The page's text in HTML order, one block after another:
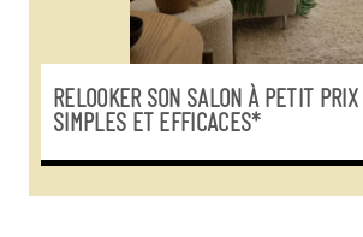
RELOOKER SON SALON À PETIT
SIMPLES ET EFFICACES*